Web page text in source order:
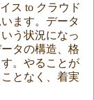
ス to クラウド
ます。データ
う状況になっ
タの構造、格
。やることが
となく、着実